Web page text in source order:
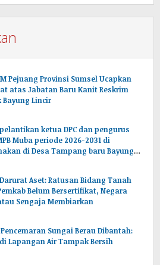
Pejuang Provinsi Sumsel Ucapkan
atas Jabatan Baru Kanit Reskrim
Bayung Lincir
ketua DPC dan pengurus
Muba periode 2026-2031 di
di Desa Tampang baru Bayung
Aset: Ratusan Bidang Tanah
Belum Bersertifikat, Negara
Sengaja Membiarkan
Sungai Berau Dibantah:
Lapangan Air Tampak Bersih